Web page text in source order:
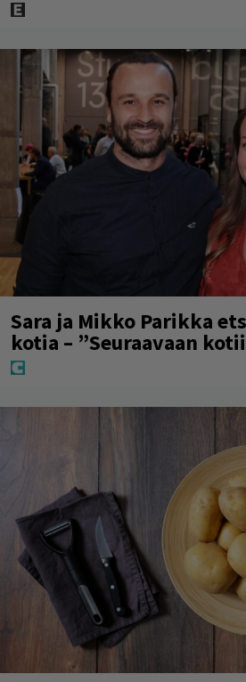
Sara ja Mikko Parikka
kotia – ”Seuraavaan